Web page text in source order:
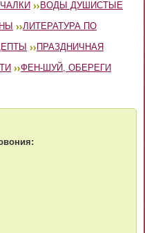
ВОДЫ ДУШИСТЫЕ
ЛИТЕРАТУРА ПО
ПРАЗДНИЧНАЯ
ФЕН-ШУЙ, ОБЕРЕГИ